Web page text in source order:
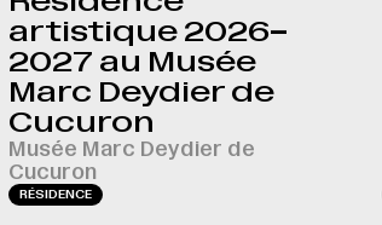
artistique 2026–
2027 au Musée
Marc Deydier de
Cucuron
Musée Marc Deydier de
Cucuron
RÉSIDENCE